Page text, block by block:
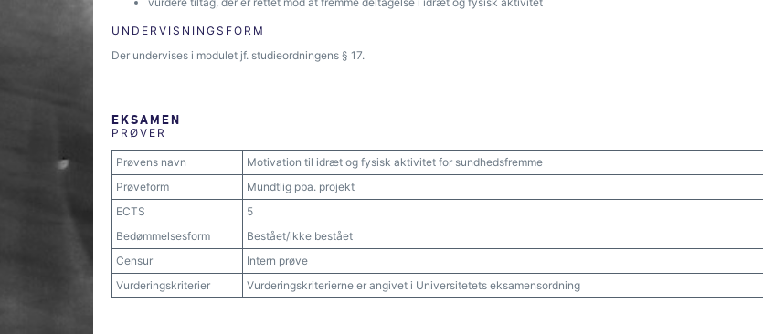
UNDERVISNINGSFORM
Der undervises i modulet jf. studieordningens § 17.
EKSAMEN
PRØVER
Prøvens navn
Motivation til idræt og fysisk aktivitet for sundhedsfremme
Prøveform
Mundtlig pba. projekt
ECTS
5
Bedømmelsesform
Bestået/ikke bestået
Censur
Intern prøve
Vurderingskriterier
Vurderingskriterierne er angivet i Universitetets eksamensordning